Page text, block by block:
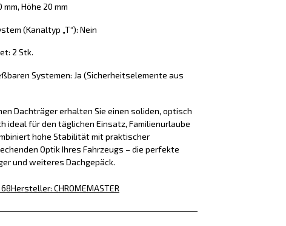
Höhe 20 mm
(Kanaltyp „T“): Nein
2 Stk.
Systemen: Ja (Sicherheitselemente aus
Dachträger erhalten Sie einen soliden, optisch
ideal für den täglichen Einsatz, Familienurlaube
hohe Stabilität mit praktischer
Optik Ihres Fahrzeugs – die perfekte
und weiteres Dachgepäck.
Hersteller: CHROMEMASTER